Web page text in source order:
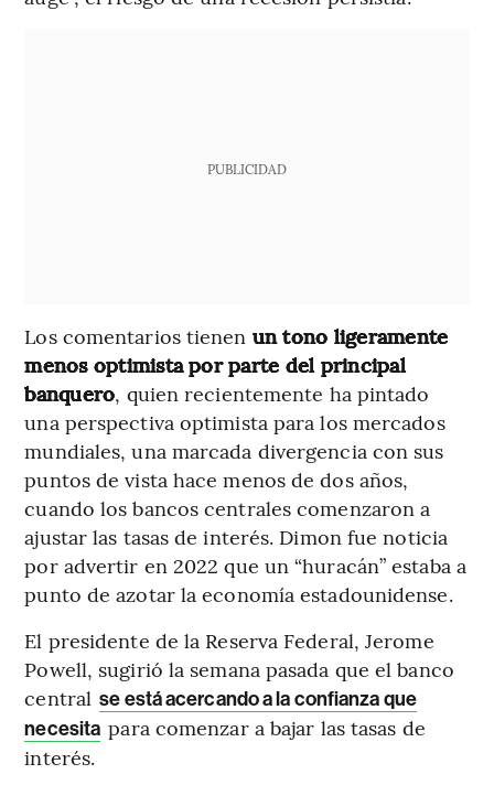
PUBLICIDAD
Los comentarios tienen un tono ligeramente
menos optimista por parte del principal
banquero, quien recientemente ha pintado
una perspectiva optimista para los mercados
mundiales, una marcada divergencia con sus
puntos de vista hace menos de dos años,
cuando los bancos centrales comenzaron a
ajustar las tasas de interés. Dimon fue noticia
por advertir en 2022 que un “huracán” estaba a
punto de azotar la economía estadounidense.
El presidente de la Reserva Federal, Jerome
Powell, sugirió la semana pasada que el banco
central se está acercando a la confianza que
necesita para comenzar a bajar las tasas de
interés.